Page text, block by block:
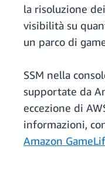
la risoluzione
visibilità su
un parco di
SSM nella
supportate da
eccezione di
informazioni,
Amazon